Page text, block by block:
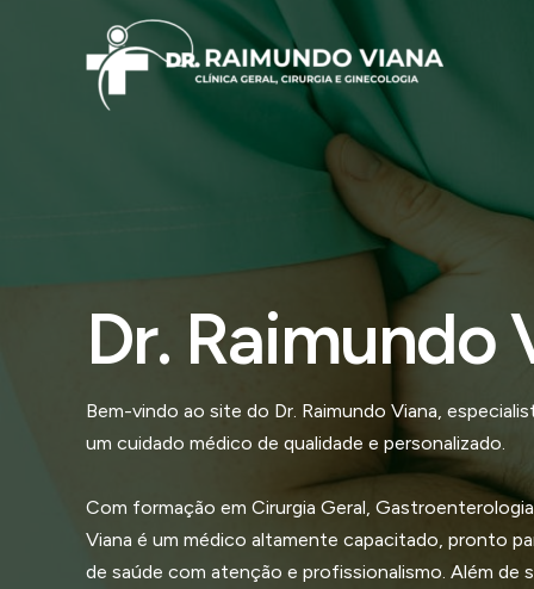
Dr. Raimundo
Bem-vindo ao site do Dr. Raimundo Viana,
um cuidado médico de qualidade e personalizado.
Com formação em Cirurgia Geral,
Viana é um médico altamente capacitado, pronto
de saúde com atenção e profissionalismo. Além de